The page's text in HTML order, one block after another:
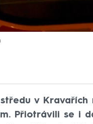
v Kravařích
Přiotrávili se i